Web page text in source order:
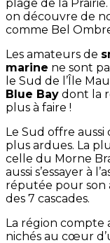
plage de la
on découvre de
comme Bel
Les amateurs de
marine ne sont
le Sud de l’Île
Blue Bay dont la
plus à faire !
Le Sud offre aussi
plus ardues. La
celle du Morne
aussi s’essayer à
réputée pour son
des 7 cascades.
La région compte
nichés au cœur